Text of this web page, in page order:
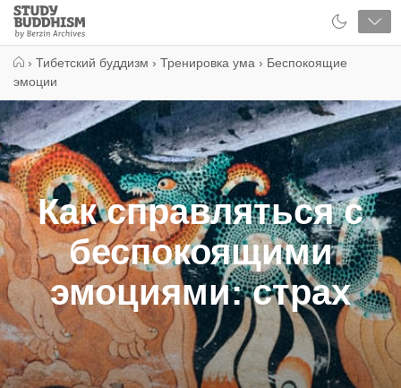
Close
Study
Buddhism
› Тибетский буддизм › Тренировка ума › Беспокоящие
эмоции
Как справляться с
беспокоящими
эмоциями: страх